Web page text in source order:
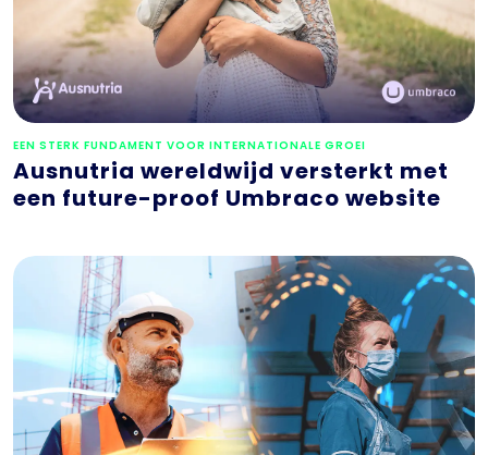
EEN STERK FUNDAMENT VOOR INTERNATIONALE GROEI
Ausnutria wereldwijd versterkt met
een future-proof Umbraco website